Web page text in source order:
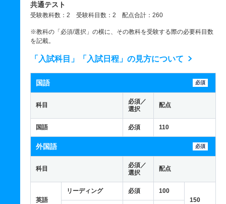
共通テスト
受験教科数：2 受験科目数：2 配点合計：260
※教科の「必須/選択」の横に、その教科を受験する際の必要科目数
を記載。
「入試科目」「入試日程」の見方について
国語 必須
科目
必須／
選択
配点
国語 必須 110
外国語 必須
科目
必須／
選択
配点
英語
リーディング 必須
100
150